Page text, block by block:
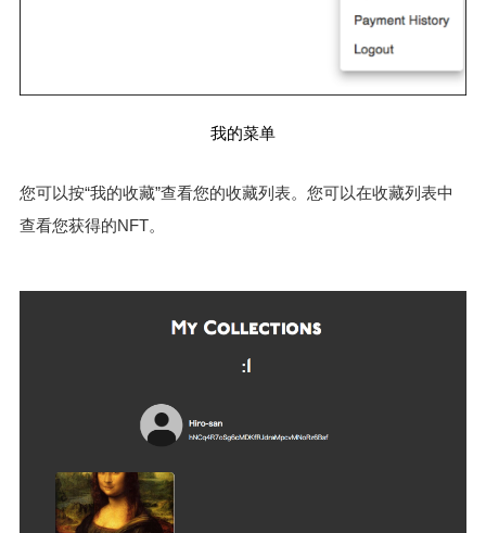
我的菜单
您可以按“我的收藏”查看您的收藏列表。您可以在收藏列表中
查看您获得的NFT。